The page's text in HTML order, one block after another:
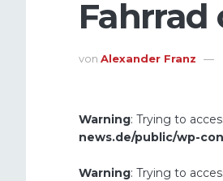
Fahrrad
von Alexander Franz
Warning: Trying to
news.de/public/wp-
Warning: Trying to